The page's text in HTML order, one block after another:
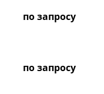
по запросу
по запросу